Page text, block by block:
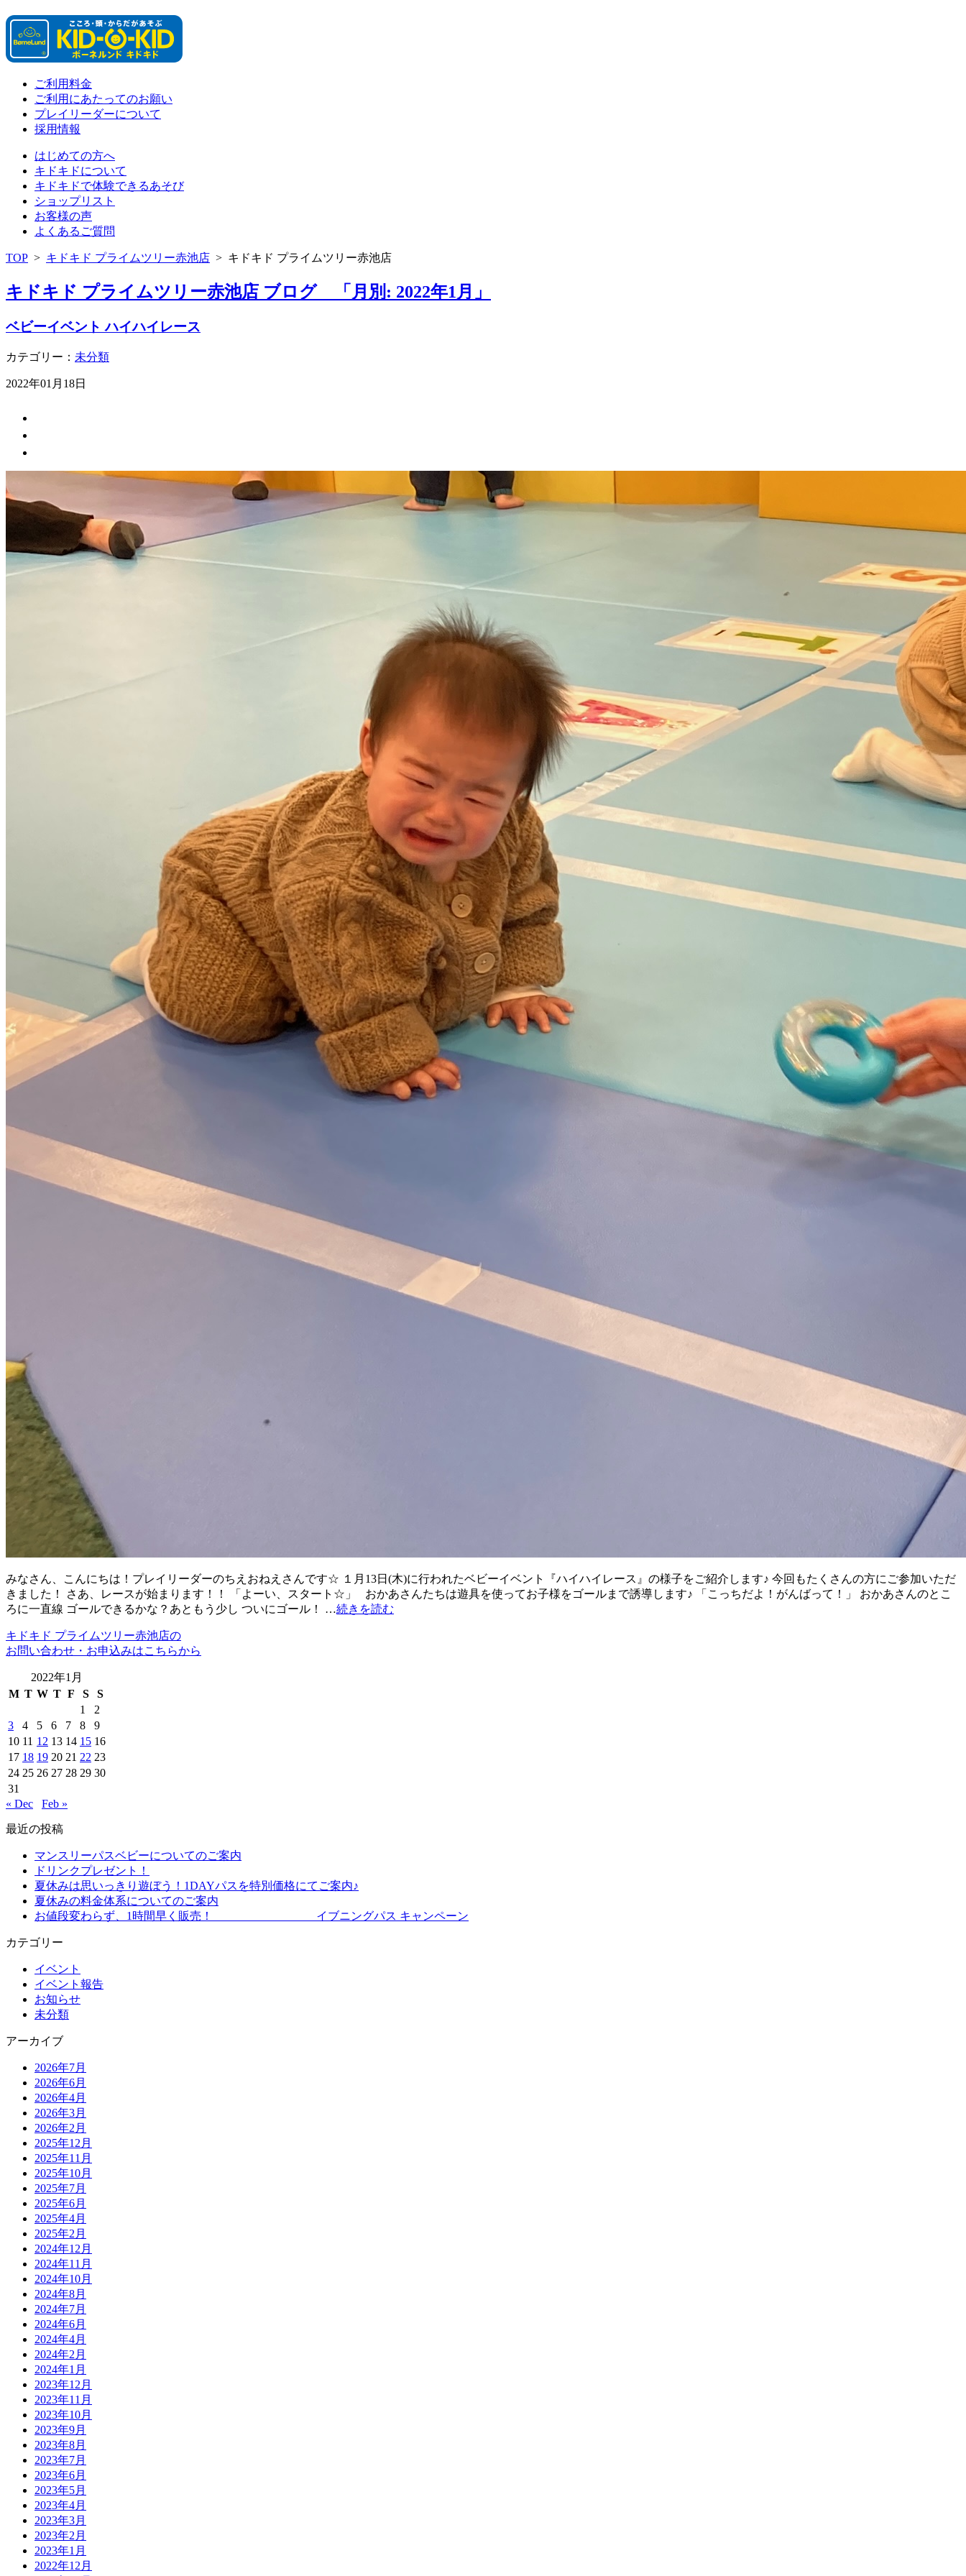
ご利用料金
ご利用にあたってのお願い
プレイリーダーについて
採用情報
はじめての方へ
キドキドについて
キドキドで体験できるあそび
ショップリスト
お客様の声
よくあるご質問
TOP > キドキド プライムツリー赤池店 > キドキド プライムツリー赤池店
キドキド プライムツリー赤池店 ブログ 「月別: 2022年1月」
ベビーイベント ハイハイレース
カテゴリー： 未分類
2022年01月18日
みなさん、こんにちは！プレイリーダーのちえおねえさんです☆ １月13日(木)に行われたベビーイベント『ハイハイレース』の様子をご紹介します♪ 今回もたくさんの方にご参加いただ
きました！ さあ、レースが始まります！！ 「よーい、スタート☆」 おかあさんたちは遊具を使ってお子様をゴールまで誘導します♪ 「こっちだよ！がんばって！」 おかあさんのとこ
ろに一直線 ゴールできるかな？あともう少し ついにゴール！ …続きを読む
キドキド プライムツリー赤池店の
お問い合わせ・お申込みはこちらから
2022年1月
M T W T F S
S
1
2
3
4 5 6 7 8
9
10 11 12 13 14 15 16
17 18 19 20 21 22 23
24 25 26 27 28 29 30
31
« Dec
Feb »
最近の投稿
マンスリーパスベビーについてのご案内
ドリンクプレゼント！
夏休みは思いっきり遊ぼう！1DAYパスを特別価格にてご案内♪
夏休みの料金体系についてのご案内
お値段変わらず、1時間早く販売！ イブニングパス キャンペーン
カテゴリー
イベント
イベント報告
お知らせ
未分類
アーカイブ
2026年7月
2026年6月
2026年4月
2026年3月
2026年2月
2025年12月
2025年11月
2025年10月
2025年7月
2025年6月
2025年4月
2025年2月
2024年12月
2024年11月
2024年10月
2024年8月
2024年7月
2024年6月
2024年4月
2024年2月
2024年1月
2023年12月
2023年11月
2023年10月
2023年9月
2023年8月
2023年7月
2023年6月
2023年5月
2023年4月
2023年3月
2023年2月
2023年1月
2022年12月